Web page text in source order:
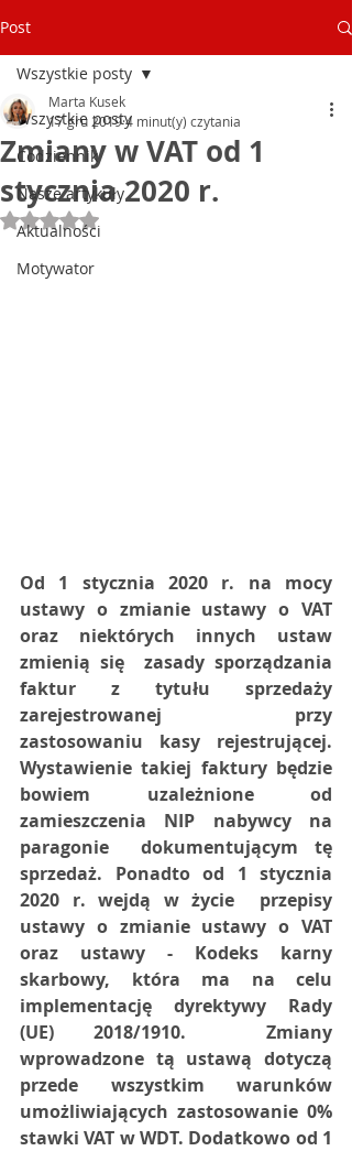
Post
Wszystkie posty
Codziennik
Nasze artykuły
Aktualności
Motywator
Wszystkie posty
Zmiany w VAT od 1
stycznia 2020 r.
Marta Kusek
17 gru 20194 minut(y) czytania
Oceniono na NaN z 5 gwiazdek.
Od 1 stycznia 2020 r. na mocy
ustawy o zmianie ustawy o VAT
oraz niektórych innych ustaw
zmienią się  zasady sporządzania
faktur z tytułu sprzedaży
zarejestrowanej przy
zastosowaniu kasy rejestrującej.
Wystawienie takiej faktury będzie
bowiem uzależnione od
zamieszczenia NIP nabywcy na
paragonie  dokumentującym tę
sprzedaż. Ponadto od 1 stycznia
2020 r. wejdą w życie  przepisy
ustawy o zmianie ustawy o VAT
oraz ustawy - Kodeks karny
skarbowy, która ma na celu
implementację dyrektywy Rady
(UE) 2018/1910.  Zmiany
wprowadzone tą ustawą dotyczą
przede wszystkim warunków
umożliwiających zastosowanie 0%
stawki VAT w WDT. Dodatkowo od 1